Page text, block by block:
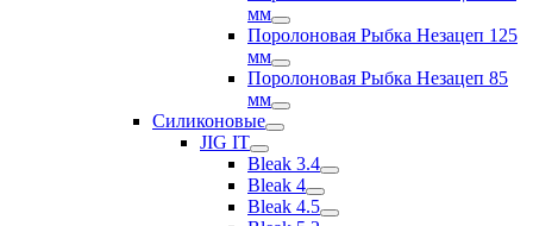
мм
Поролоновая Рыбка Незацеп 125
мм
Поролоновая Рыбка Незацеп 85
мм
Силиконовые
JIG IT
Bleak 3.4
Bleak 4
Bleak 4.5